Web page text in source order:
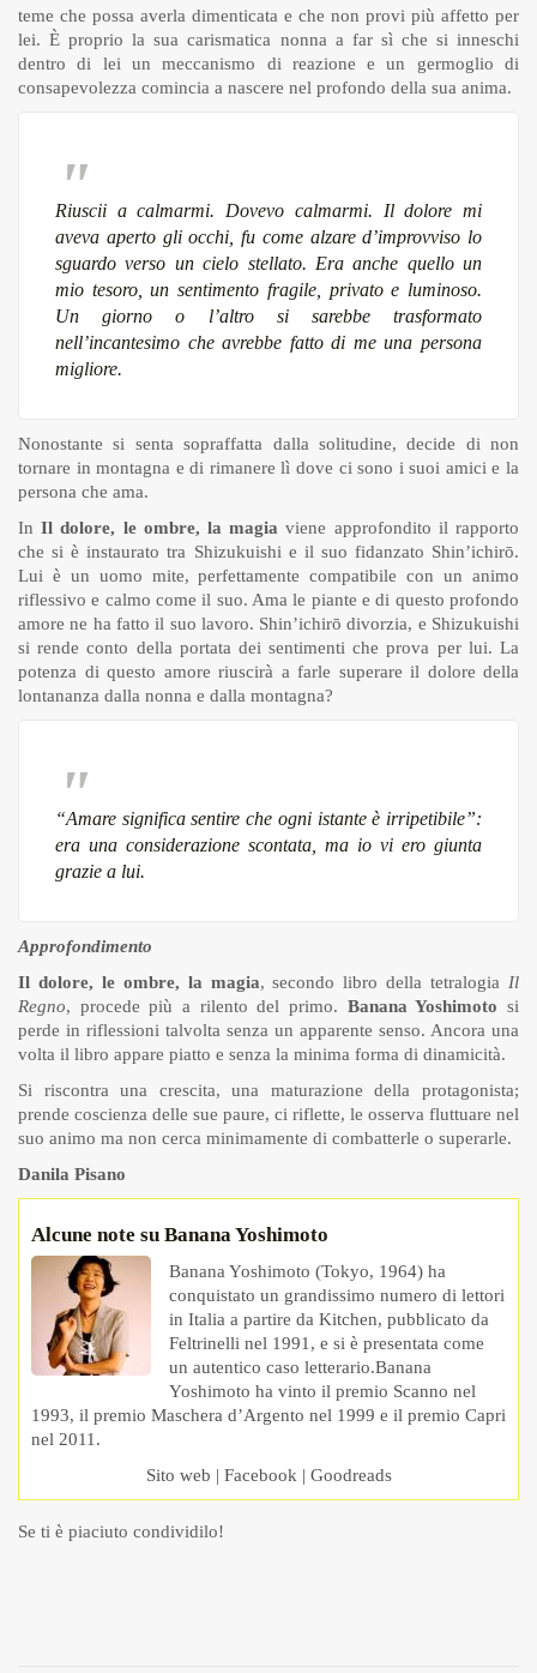
teme che possa averla dimenticata e che non provi più affetto per
lei. È proprio la sua carismatica nonna a far sì che si inneschi
dentro di lei un meccanismo di reazione e un germoglio di
consapevolezza comincia a nascere nel profondo della sua anima.
Riuscii a calmarmi. Dovevo calmarmi. Il dolore mi
aveva aperto gli occhi, fu come alzare d’improvviso lo
sguardo verso un cielo stellato. Era anche quello un
mio tesoro, un sentimento fragile, privato e luminoso.
Un giorno o l’altro si sarebbe trasformato
nell’incantesimo che avrebbe fatto di me una persona
migliore.
Nonostante si senta sopraffatta dalla solitudine, decide di non
tornare in montagna e di rimanere lì dove ci sono i suoi amici e la
persona che ama.
InIl dolore, le ombre, la magia viene approfondito il rapporto
che si è instaurato tra Shizukuishi e il suo fidanzato Shin’ichirō.
Lui è un uomo mite, perfettamente compatibile con un animo
riflessivo e calmo come il suo. Ama le piante e di questo profondo
amore ne ha fatto il suo lavoro. Shin’ichirō divorzia, e Shizukuishi
si rende conto della portata dei sentimenti che prova per lui. La
potenza di questo amore riuscirà a farle superare il dolore della
lontananza dalla nonna e dalla montagna?
“Amare significa sentire che ogni istante è irripetibile”:
era una considerazione scontata, ma io vi ero giunta
grazie a lui.
Approfondimento
Il dolore, le ombre, la magia, secondo libro della tetralogia Il
Regno, procede più a rilento del primo. Banana Yoshimoto si
perde in riflessioni talvolta senza un apparente senso. Ancora una
volta il libro appare piatto e senza la minima forma di dinamicità.
Si riscontra una crescita, una maturazione della protagonista;
prende coscienza delle sue paure, ci riflette, le osserva fluttuare nel
suo animo ma non cerca minimamente di combatterle o superarle.
Danila Pisano
Alcune note su Banana Yoshimoto
Banana Yoshimoto (Tokyo, 1964) ha
conquistato un grandissimo numero di lettori
in Italia a partire da Kitchen, pubblicato da
Feltrinelli nel 1991, e si è presentata come
un autentico caso letterario.Banana
Yoshimoto ha vinto il premio Scanno nel
1993, il premio Maschera d’Argento nel 1999 e il premio Capri
nel 2011.
Sito web | Facebook | Goodreads
Se ti è piaciuto condividilo!